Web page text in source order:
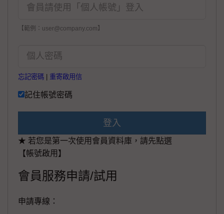
【範例：user@company.com】
忘記密碼 重寄啟用信
記住帳號密碼
登入
★ 若您是第一次使用會員資料庫，請先點選
【帳號啟用】
會員服務申請/試用
申請專線：